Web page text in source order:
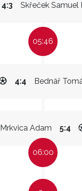
Skřeček Samuel
4:3
05:46
Bednář
4:4
Mrkvica Adam 5:4
06:00